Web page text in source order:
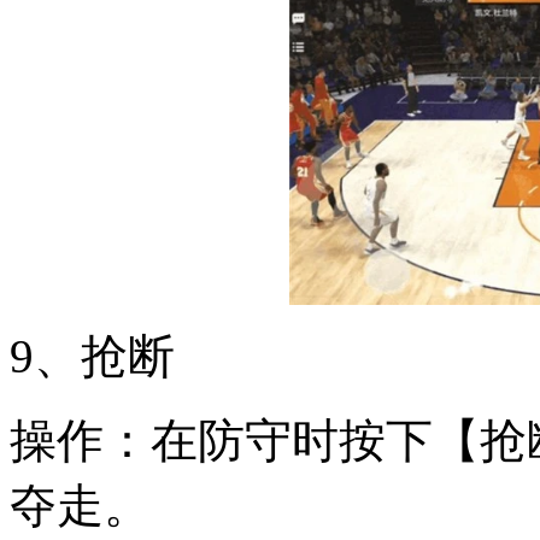
9、抢断
操作：在防守时按下【
夺走。